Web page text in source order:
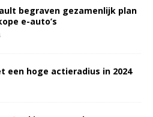
begraven gezamenlijk plan
e-auto’s
een hoge actieradius in 2024